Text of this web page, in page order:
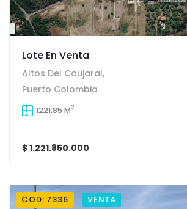
Lote En Venta
Altos Del Caujaral,
Puerto Colombia
1221.85 M2
$ 1.221.850.000
COD: 7336 VENTA